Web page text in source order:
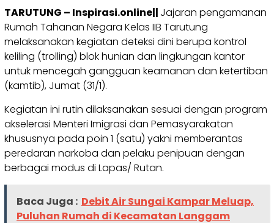
TARUTUNG – Inspirasi.online|| Jajaran pengamanan
Rumah Tahanan Negara Kelas IIB Tarutung
melaksanakan kegiatan deteksi dini berupa kontrol
keliling (trolling) blok hunian dan lingkungan kantor
untuk mencegah gangguan keamanan dan ketertiban
(kamtib), Jumat (31/1).
Kegiatan ini rutin dilaksanakan sesuai dengan program
akselerasi Menteri Imigrasi dan Pemasyarakatan
khususnya pada poin 1 (satu) yakni memberantas
peredaran narkoba dan pelaku penipuan dengan
berbagai modus di Lapas/ Rutan.
Baca Juga : Debit Air Sungai Kampar Meluap,
Puluhan Rumah di Kecamatan Langgam